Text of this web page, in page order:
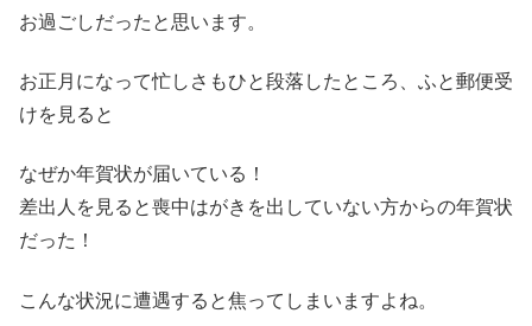
お過ごしだったと思います。
お正月になって忙しさもひと段落したところ、ふと郵便受
けを見ると
なぜか年賀状が届いている！
差出人を見ると喪中はがきを出していない方からの年賀状
だった！
こんな状況に遭遇すると焦ってしまいますよね。